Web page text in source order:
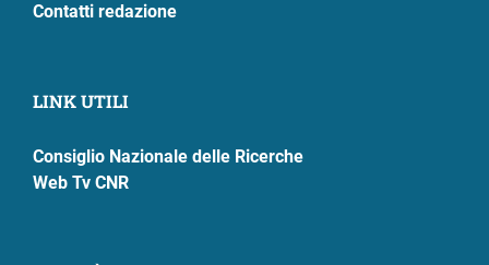
Contatti redazione
LINK UTILI
Consiglio Nazionale delle Ricerche
Web Tv CNR